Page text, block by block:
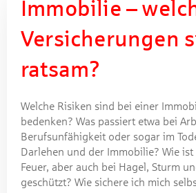
Immobilie –
Versicherungen
ratsam?
Welche Risiken sind bei einer
bedenken? Was passiert etwa bei
Berufsunfähigkeit oder sogar im
Darlehen und der Immobilie? Wie
Feuer, aber auch bei Hagel, Sturm
geschützt? Wie sichere ich mich